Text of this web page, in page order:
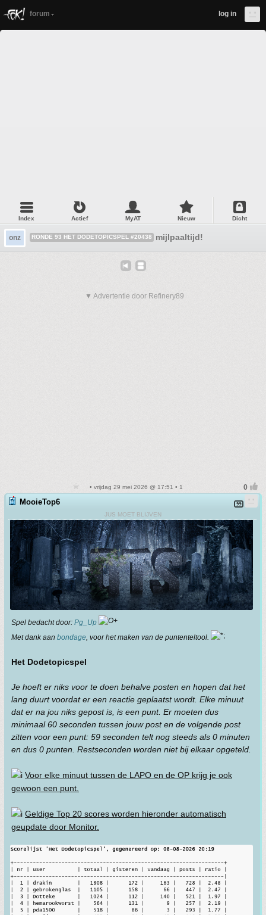
forum log in
Index Actief MyAT Nieuw Dicht
onz RONDE 93 HET DODETOPICSPEL #20438 mijlpaaltijd!
▼ Advertentie door Refinery89
• vrijdag 29 mei 2026 @ 17:51 • 1
MooieTop6
JUS MOET BLIJVEN
Spel bedacht door: Pg_Up
Met dank aan bondage , voor het maken van de puntenteltool.
Het DodetopicspeI
Je hoeft er niks voor te doen behalve posten en hopen dat het
lang duurt voordat er een reactie geplaatst wordt. Elke minuut
dat er na jou niks gepost is, is een punt. Er moeten dus
minimaal 60 seconden tussen jouw post en de volgende post
zitten voor een punt: 59 seconden telt nog steeds als 0 minuten
en dus 0 punten. Restseconden worden niet bij elkaar opgeteld.
Voor elke minuut tussen de LAPO en de OP krijg je ook
gewoon een punt.
Geldige Top 20 scores worden hieronder automatisch
geupdate door Monitor.